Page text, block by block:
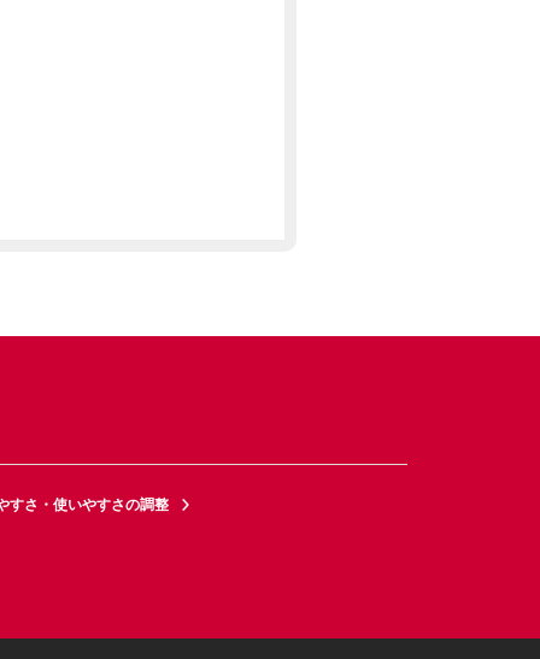
すさ・使いやすさの調整